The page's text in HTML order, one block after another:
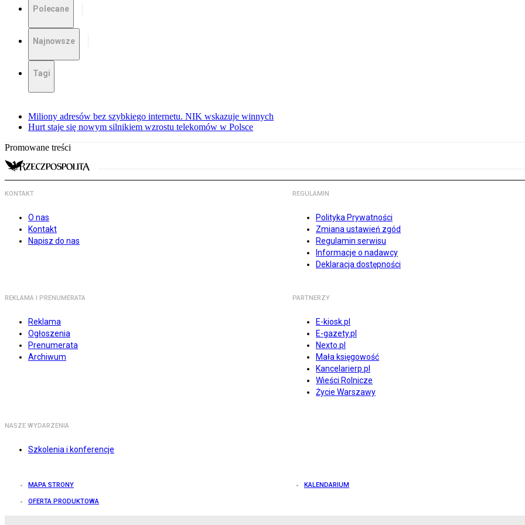
Polecane
Najnowsze
Tagi
Miliony adresów bez szybkiego internetu. NIK wskazuje winnych
Hurt staje się nowym silnikiem wzrostu telekomów w Polsce
Promowane treści
KONTAKT
O nas
Kontakt
Napisz do nas
REGULAMIN
Polityka Prywatności
Zmiana ustawień zgód
Regulamin serwisu
Informacje o nadawcy
Deklaracja dostępności
REKLAMA I PRENUMERATA
Reklama
Ogłoszenia
Prenumerata
Archiwum
PARTNERZY
E-kiosk.pl
E-gazety.pl
Nexto.pl
Mała księgowość
Kancelarierp.pl
Wieści Rolnicze
Życie Warszawy
NASZE WYDARZENIA
Szkolenia i konferencje
MAPA STRONY KALENDARIUM
OFERTA PRODUKTOWA